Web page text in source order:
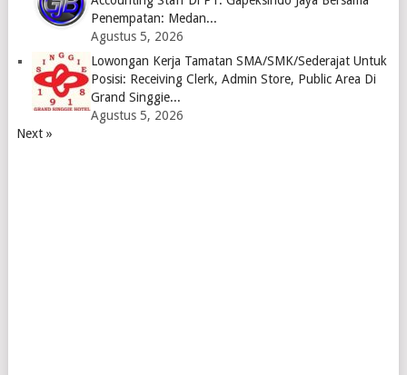
Penempatan: Medan...
Agustus 5, 2026
Lowongan Kerja Tamatan SMA/SMK/Sederajat Untuk
Posisi: Receiving Clerk, Admin Store, Public Area Di
Grand Singgie...
Agustus 5, 2026
Next »